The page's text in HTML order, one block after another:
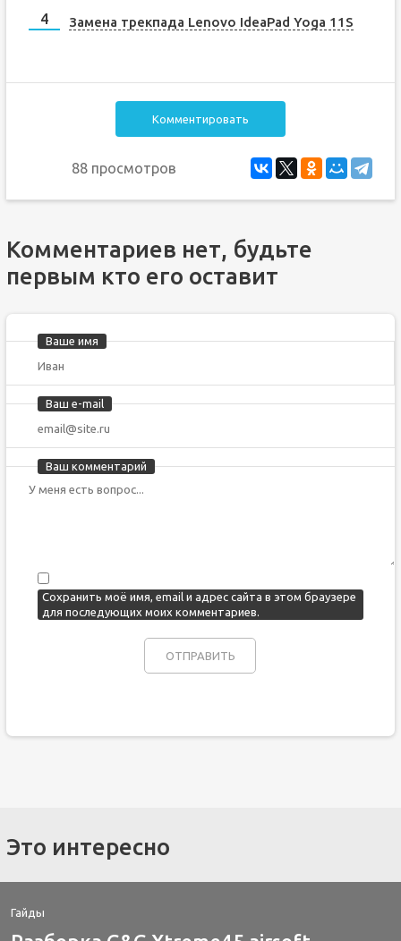
Замена трекпада Lenovo IdeaPad Yoga 11S
Комментировать
88 просмотров
Комментариев нет, будьте
первым кто его оставит
Ваше имя
Ваш e-mail
Ваш комментарий
Сохранить моё имя, email и адрес сайта в этом браузере
для последующих моих комментариев.
Это интересно
Гайды